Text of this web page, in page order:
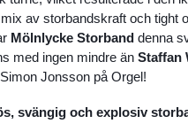
av storbandskraft och tight
Mölnlycke Storbanddenna
med ingen mindre än Staffan
Jonsson på Orgel!
svängig och explosiv